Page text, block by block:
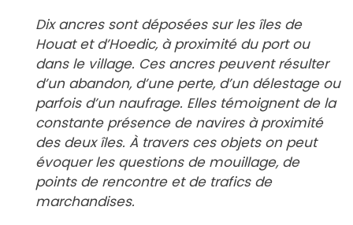
Dix ancres sont déposées sur les îles de
Houat et d’Hoedic, à proximité du port ou
dans le village. Ces ancres peuvent résulter
d’un abandon, d’une perte, d’un délestage ou
parfois d’un naufrage. Elles témoignent de la
constante présence de navires à proximité
des deux îles. À travers ces objets on peut
évoquer les questions de mouillage, de
points de rencontre et de trafics de
marchandises.